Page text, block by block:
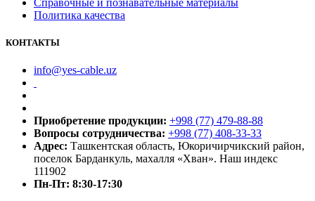
Справочные и познавательные материалы
Политика качества
КОНТАКТЫ
info@yes-cable.uz
Приобретение продукции: +998 (77) 479-88-88
Вопросы сотрудничества: +998 (77) 408-33-33
Адрес: Ташкентская область, Юкоричирчикский район,
поселок Барданкуль, махалля «Хван». Наш индекс
111902
Пн-Пт: 8:30-17:30